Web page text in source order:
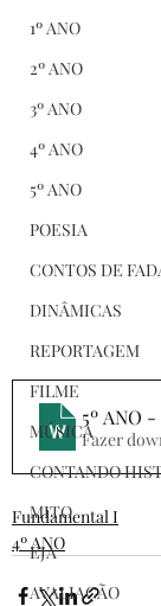
1º ANO
2º ANO
3º ANO
4º ANO
5º ANO
POESIA
CONTOS DE
DINÂMICAS
REPORTAGEM
FILME
MÚSICA
CONTANDO
MITO
EJA
AVALIAÇÃO
5º ANO
Fazer
Fundamental I
4º ANO